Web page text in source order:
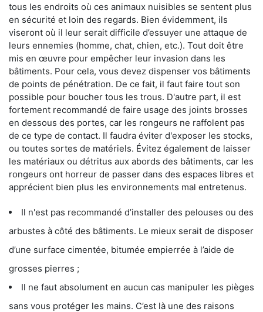
tous les endroits où ces animaux nuisibles se sentent plus
en sécurité et loin des regards. Bien évidemment, ils
viseront où il leur serait difficile d’essuyer une attaque de
leurs ennemies (homme, chat, chien, etc.). Tout doit être
mis en œuvre pour empêcher leur invasion dans les
bâtiments. Pour cela, vous devez dispenser vos bâtiments
de points de pénétration. De ce fait, il faut faire tout son
possible pour boucher tous les trous. D'autre part, il est
fortement recommandé de faire usage des joints brosses
en dessous des portes, car les rongeurs ne raffolent pas
de ce type de contact. Il faudra éviter d'exposer les stocks,
ou toutes sortes de matériels. Évitez également de laisser
les matériaux ou détritus aux abords des bâtiments, car les
rongeurs ont horreur de passer dans des espaces libres et
apprécient bien plus les environnements mal entretenus.
Il n'est pas recommandé d’installer des pelouses ou des
arbustes à côté des bâtiments. Le mieux serait de disposer
d’une surface cimentée, bitumée empierrée à l’aide de
grosses pierres ;
Il ne faut absolument en aucun cas manipuler les pièges
sans vous protéger les mains. C’est là une des raisons